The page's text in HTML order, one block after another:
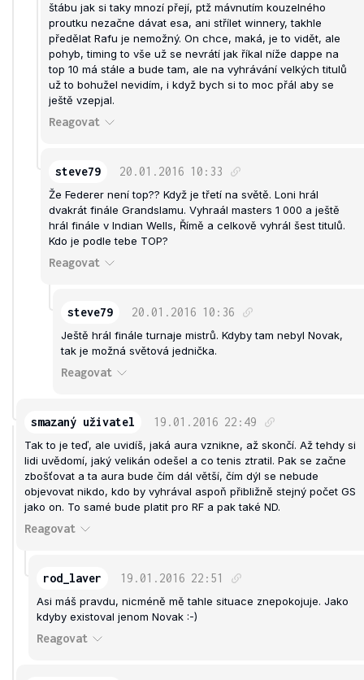
štábu jak si taky mnozí přejí, ptž mávnutím kouzelného
proutku nezačne dávat esa, ani střílet winnery, takhle
předělat Rafu je nemožný. On chce, maká, je to vidět, ale
pohyb, timing to vše už se nevrátí jak říkal níže dappe na
top 10 má stále a bude tam, ale na vyhrávání velkých titulů
už to bohužel nevidím, i když bych si to moc přál aby se
ještě vzepjal.
Reagovat
steve79 20.01.2016 10:33
Že Federer není top?? Když je třetí na světě. Loni hrál
dvakrát finále Grandslamu. Vyhraál masters 1 000 a ještě
hrál finále v Indian Wells, Římě a celkově vyhrál šest titulů.
Kdo je podle tebe TOP?
Reagovat
steve79 20.01.2016 10:36
Ještě hrál finále turnaje mistrů. Kdyby tam nebyl Novak,
tak je možná světová jednička.
Reagovat
smazaný uživatel 19.01.2016 22:49
Tak to je teď, ale uvidíš, jaká aura vznikne, až skončí. Až tehdy si
lidi uvědomí, jaký velikán odešel a co tenis ztratil. Pak se začne
zbošťovat a ta aura bude čím dál větší, čím dýl se nebude
objevovat nikdo, kdo by vyhrával aspoň přibližně stejný počet GS
jako on. To samé bude platit pro RF a pak také ND.
Reagovat
rod_laver 19.01.2016 22:51
Asi máš pravdu, nicméně mě tahle situace znepokojuje. Jako
kdyby existoval jenom Novak :-)
Reagovat